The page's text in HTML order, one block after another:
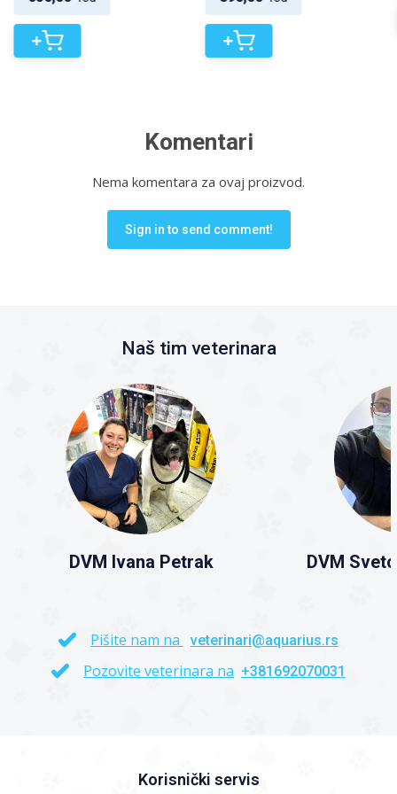
+ +
Komentari
Nema komentara za ovaj proizvod.
Sign in to send comment!
Naš tim veterinara
DVM Ivana Petrak DVM
Pišite nam na veterinari@aquarius.rs
Pozovite veterinara na +381692070031
Korisnički servis